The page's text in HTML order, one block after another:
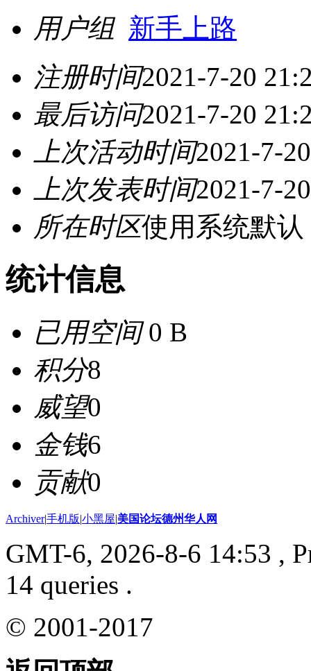
用户组 新手上路
注册时间2021-7-20
最后访问2021-7-20
上次活动时间2021-7-
上次发表时间2021-7-
所在时区使用系统默认
统计信息
已用空间0 B
积分8
威望0
金钱6
贡献0
Archiver|手机版|小黑屋|美国论坛德州华人网
GMT-6, 2026-8-6 14:53 ,
14 queries .
© 2001-2017